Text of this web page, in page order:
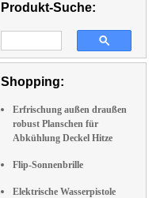
Produkt-Suche:
Shopping:
Erfrischung außen draußen
robust Planschen für
Abkühlung Deckel Hitze
Flip-Sonnenbrille
Elektrische Wasserpistole